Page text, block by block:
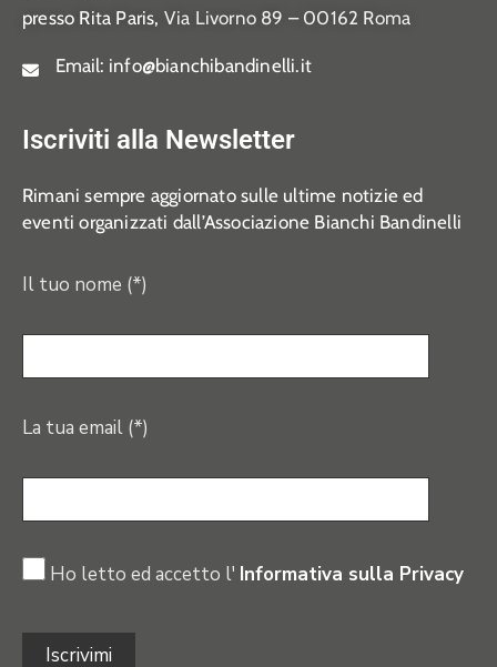
presso Rita Paris, Via Livorno 89 – 00162 Roma
Email: info@bianchibandinelli.it
Iscriviti alla Newsletter
Rimani sempre aggiornato sulle ultime notizie ed
eventi organizzati dall’Associazione Bianchi Bandinelli
Il tuo nome (*)
La tua email (*)
Ho letto ed accetto l' Informativa sulla Privacy